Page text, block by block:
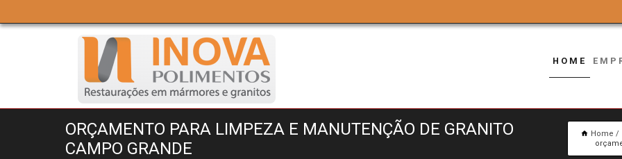
HOME
ORÇAMENTO PARA LIMPEZA E MANUTENÇÃO DE GRANITO
CAMPO GRANDE
Home